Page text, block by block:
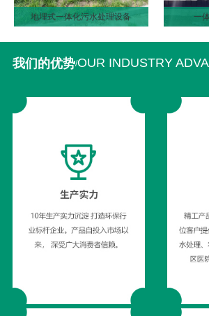
地埋式一体化污水处理设备 一
我们的优势/OUR INDUSTRY